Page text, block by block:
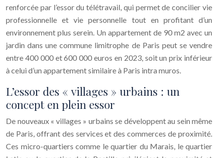
renforcée par l’essor du télétravail, qui permet de concilier vie
professionnelle et vie personnelle tout en profitant d’un
environnement plus serein. Un appartement de 90 m2 avec un
jardin dans une commune limitrophe de Paris peut se vendre
entre 400 000 et 600 000 euros en 2023, soit un prix inférieur
à celui d’un appartement similaire à Paris intra muros.
L’essor des « villages » urbains : un
concept en plein essor
De nouveaux « villages » urbains se développent au sein même
de Paris, offrant des services et des commerces de proximité.
Ces micro-quartiers comme le quartier du Marais, le quartier